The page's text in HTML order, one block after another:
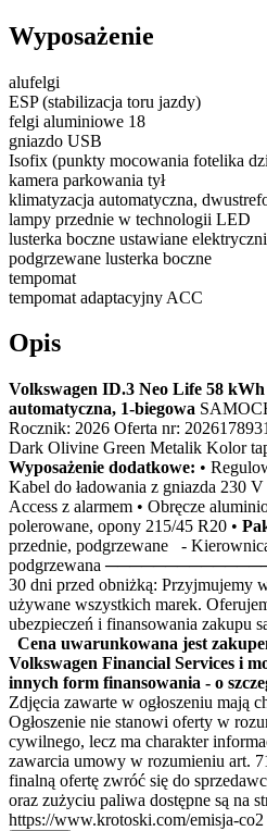
Wyposażenie
alufelgi
ESP (stabilizacja toru jazdy)
felgi aluminiowe 18
gniazdo USB
Isofix (punkty mocowania fotelika
kamera parkowania tył
klimatyzacja automatyczna,
lampy przednie w technologii LED
lusterka boczne ustawiane
podgrzewane lusterka boczne
tempomat
tempomat adaptacyjny ACC
Opis
Volkswagen ID.3 Neo Life 58
automatyczna, 1-biegowa
Rocznik: 2026 Oferta nr:
Dark Olivine Green Metalik Kolor
Wyposażenie dodatkowe: •
Kabel do ładowania z gniazda 230
Access z alarmem • Obręcze
polerowane, opony 215/45 R20 •
przednie, podgrzewane -
podgrzewana
30 dni przed obniżką: Przyjmujemy
używane wszystkich marek.
ubezpieczeń i finansowania zakupu
Cena uwarunkowana jest
Volkswagen Financial Services i
innych form finansowania - o
Zdjęcia zawarte w ogłoszeniu mają
Ogłoszenie nie stanowi oferty w
cywilnego, lecz ma charakter
zawarcia umowy w rozumieniu art.
finalną ofertę zwróć się do
oraz zużyciu paliwa dostępne są na
https://www.krotoski.com/emisja-co2